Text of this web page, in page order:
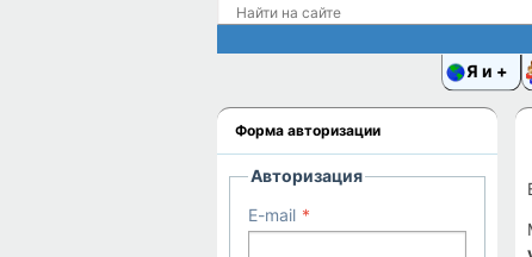
Я и
Форма авторизации
Авторизация
E-mail